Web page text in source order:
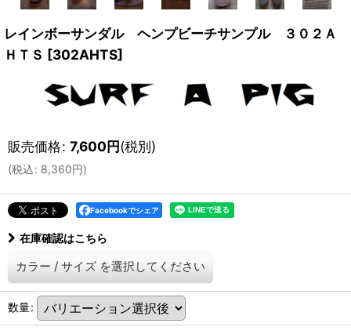
レインボーサンダル ヘンプビーチサンプル ３０２Ａ
ＨＴＳ [302AHTS]
販売価格: 7,600円(税別)
(税込: 8,360円)
Facebookでシェア
在庫確認はこちら
カラー / サイズ を選択してください
数量: